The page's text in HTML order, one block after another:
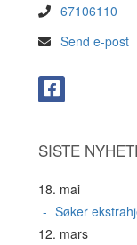
67106110
Send e-post
SISTE
18. mai
Søker
12. mars